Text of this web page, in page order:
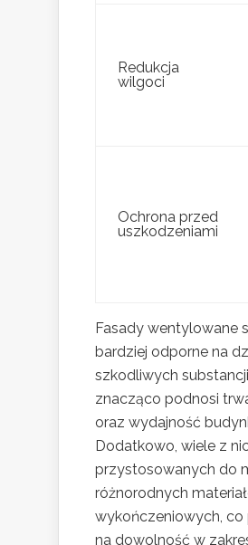
Redukcja
wilgoci
Ochrona przed
uszkodzeniami
Fasady wentylowane
bardziej odporne na
szkodliwych
znacząco podnosi
oraz wydajność
Dodatkowo, wiele z
przystosowanych do
różnorodnych
wykończeniowych, co
na dowolność w